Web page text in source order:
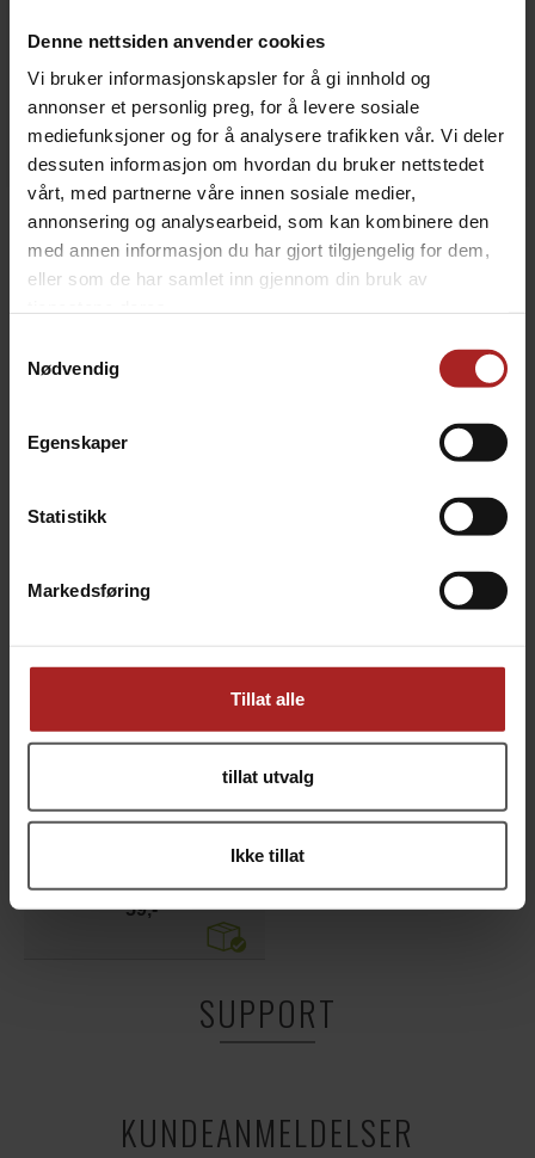
Denne nettsiden anvender cookies
Vi bruker informasjonskapsler for å gi innhold og
annonser et personlig preg, for å levere sosiale
mediefunksjoner og for å analysere trafikken vår. Vi deler
dessuten informasjon om hvordan du bruker nettstedet
vårt, med partnerne våre innen sosiale medier,
annonsering og analysearbeid, som kan kombinere den
med annen informasjon du har gjort tilgjengelig for dem,
eller som de har samlet inn gjennom din bruk av
Nødvendig
Egenskaper
Statistikk
Markedsføring
Tillat alle
tillat utvalg
Ikke tillat
BESKRIVELSE
Kan benyttes for å feste 3/8" slanger til vegg. Praktisk
når du ønsker ryddig slangefremføring til ditt
59,-
SUPPORT
KUNDEANMELDELSER